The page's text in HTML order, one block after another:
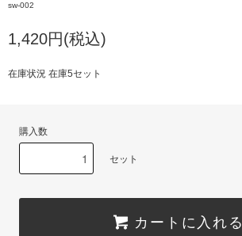
sw-002
1,420円(税込)
在庫状況 在庫5セット
購入数
セット
カートに入れる